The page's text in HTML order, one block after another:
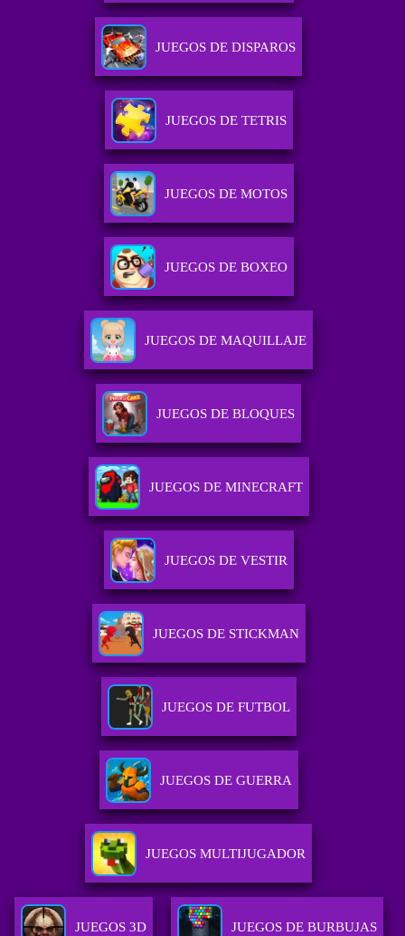
JUEGOS DE DISPAROS
JUEGOS DE TETRIS
JUEGOS DE MOTOS
JUEGOS DE BOXEO
JUEGOS DE MAQUILLAJE
JUEGOS DE BLOQUES
JUEGOS DE MINECRAFT
JUEGOS DE VESTIR
JUEGOS DE STICKMAN
JUEGOS DE FUTBOL
JUEGOS DE GUERRA
JUEGOS MULTIJUGADOR
JUEGOS 3D JUEGOS DE BURBUJAS